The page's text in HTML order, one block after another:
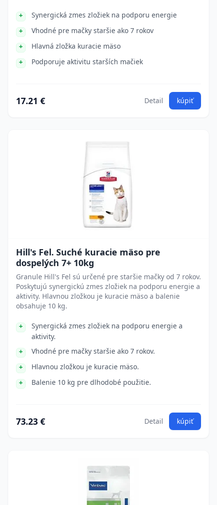
Synergická zmes zložiek na podporu energie
Vhodné pre mačky staršie ako 7 rokov
Hlavná zložka kuracie mäso
Podporuje aktivitu starších mačiek
17.21 € Detail kúpiť
Hill's Fel. Suché kuracie mäso pre
dospelých 7+ 10kg
Granule Hill's Fel sú určené pre staršie mačky od 7 rokov.
Poskytujú synergickú zmes zložiek na podporu energie a
aktivity. Hlavnou zložkou je kuracie mäso a balenie
obsahuje 10 kg.
Synergická zmes zložiek na podporu energie a
aktivity.
Vhodné pre mačky staršie ako 7 rokov.
Hlavnou zložkou je kuracie mäso.
Balenie 10 kg pre dlhodobé použitie.
73.23 € Detail kúpiť